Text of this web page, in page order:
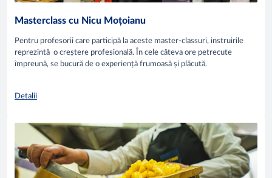
Masterclass cu Nicu Moțoianu
Pentru profesorii care participă la aceste master-classuri, instruirile
reprezintă o creștere profesională. În cele câteva ore petrecute
împreună, se bucură de o experiență frumoasă și plăcută.
Detalii